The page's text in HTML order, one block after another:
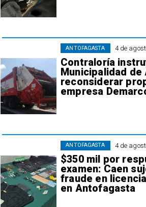
4 de
Contraloría
Municipalidad
reconsiderar
empresa
ANTOFAGASTA
4 de
$350 mil por
examen: Caen
fraude en
en Antofagasta
ANTOFAGASTA